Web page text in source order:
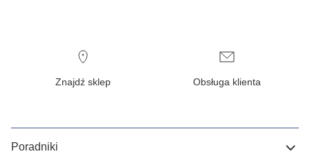
Znajdź sklep Obsługa klienta
Poradniki